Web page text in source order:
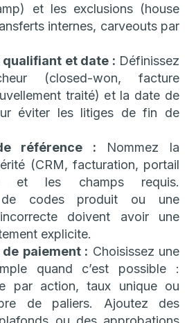
et les exclusions (house
internes, carveouts par
qualifiant et date : Définissez
(closed-won, facture
traité) et la date de
éviter les litiges de fin de
référence : Nommez la
(CRM, facturation, portail
et les champs requis.
de codes produit ou une
doivent avoir une
explicite.
paiement : Choisissez une
quand c’est possible :
par action, taux unique ou
de paliers. Ajoutez des